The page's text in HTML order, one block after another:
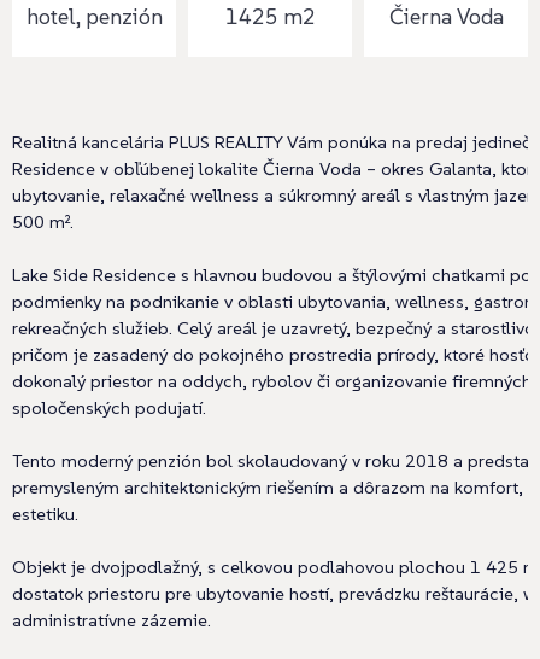
hotel, penzión 1425 m2 Čierna Voda
Realitná kancelária PLUS REALITY Vám ponúka na predaj
Residence v obľúbenej lokalite Čierna Voda – okres Galanta,
ubytovanie, relaxačné wellness a súkromný areál s vlastným
500 m².
Lake Side Residence s hlavnou budovou a štýlovými chatkami
podmienky na podnikanie v oblasti ubytovania, wellness,
rekreačných služieb. Celý areál je uzavretý, bezpečný a starostlivo
pričom je zasadený do pokojného prostredia prírody, ktoré
dokonalý priestor na oddych, rybolov či organizovanie firemných
spoločenských podujatí.
Tento moderný penzión bol skolaudovaný v roku 2018 a
premysleným architektonickým riešením a dôrazom na komfort,
estetiku.
Objekt je dvojpodlažný, s celkovou podlahovou plochou 1 425
dostatok priestoru pre ubytovanie hostí, prevádzku reštaurácie,
administratívne zázemie.